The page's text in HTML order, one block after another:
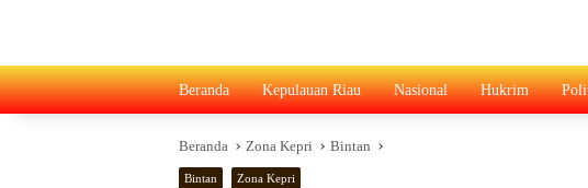
Beranda Kepulauan Riau Nasional Hukrim
Beranda Zona Kepri Bintan
Bintan Zona Kepri